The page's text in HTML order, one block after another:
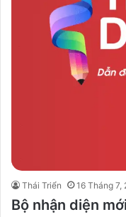
Thái Triển 16 Tháng 7,
Bộ nhận diện